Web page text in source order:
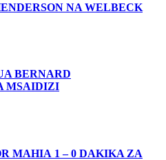
NA WELBECK
BERNARD
MSAIDIZI
MAHIA 1 – 0 DAKIKA ZA